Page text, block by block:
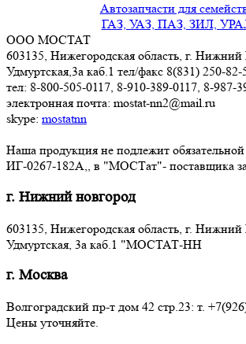
Автозапчасти для
ГАЗ, УАЗ, ПАЗ, ЗИЛ,
ООО МОСТАТ
603135, Нижегородская область, г. Нижний
Удмуртская,3a каб.1 тел/факс 8(831) 250-82-
тел: 8-800-505-0117, 8-910-389-0117, 8-987-
электронная почта: mostat-nn2@mail.ru
skype: mostatnn
Наша продукция не подлежит
ИГ-0267-182А,, в "МОСТат"- поставщика
г. Нижний новгород
603135, Нижегородская область, г. Нижний
Удмуртская, 3a каб.1 "МОСТАТ-НН
г. Москва
Волгоградский пр-т дом 42 стр.23: т.
Цены уточняйте.